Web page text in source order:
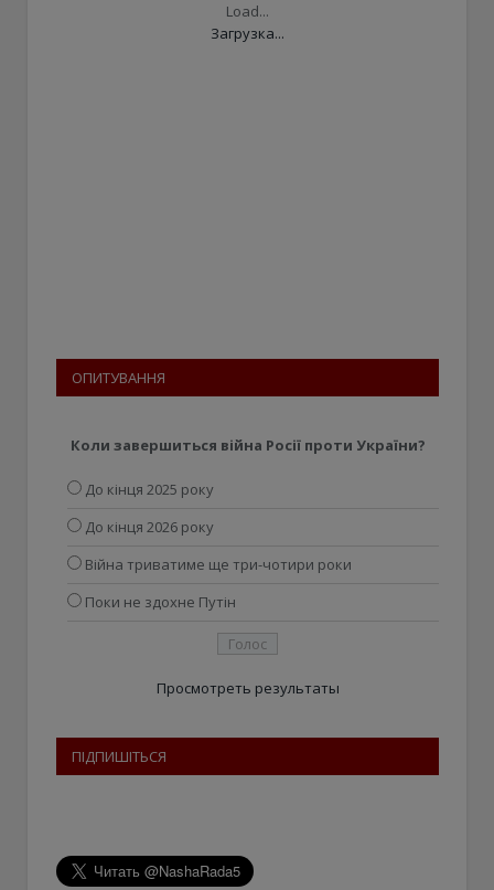
Load...
Загрузка...
ОПИТУВАННЯ
Коли завершиться війна Росії проти України?
До кінця 2025 року
До кінця 2026 року
Війна триватиме ще три-чотири роки
Поки не здохне Путін
Просмотреть результаты
ПІДПИШІТЬСЯ